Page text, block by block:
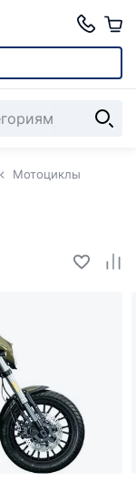
Мотоциклы